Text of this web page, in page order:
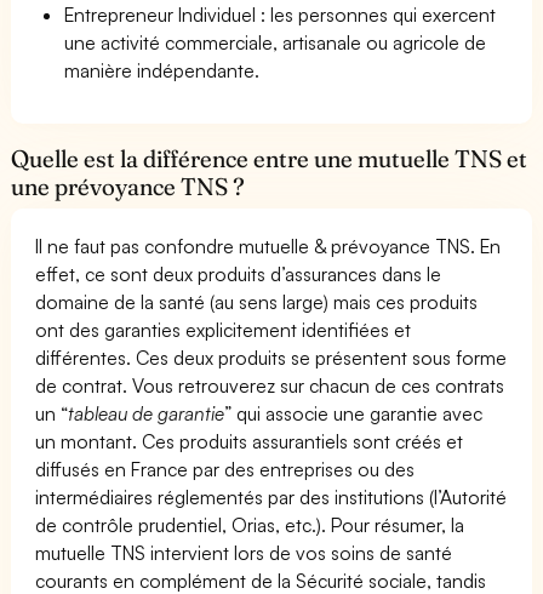
Entrepreneur Individuel : les personnes qui exercent
une activité commerciale, artisanale ou agricole de
manière indépendante.
Quelle est la différence entre une mutuelle TNS et
une prévoyance TNS ?
Il ne faut pas confondre mutuelle & prévoyance TNS. En
effet, ce sont deux produits d’assurances dans le
domaine de la santé (au sens large) mais ces produits
ont des garanties explicitement identifiées et
différentes. Ces deux produits se présentent sous forme
de contrat. Vous retrouverez sur chacun de ces contrats
un “tableau de garantie” qui associe une garantie avec
un montant. Ces produits assurantiels sont créés et
diffusés en France par des entreprises ou des
intermédiaires réglementés par des institutions (l’Autorité
de contrôle prudentiel, Orias, etc.). Pour résumer, la
mutuelle TNS intervient lors de vos soins de santé
courants en complément de la Sécurité sociale, tandis